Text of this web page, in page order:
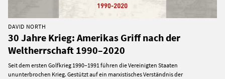
DAVID NORTH
30 Jahre Krieg: Amerikas Griff nach der
Weltherrschaft 1990–2020
Seit dem ersten Golfkrieg 1990–1991 führen die Vereinigten Staaten
ununterbrochen Krieg. Gestützt auf ein marxistisches Verständnis der